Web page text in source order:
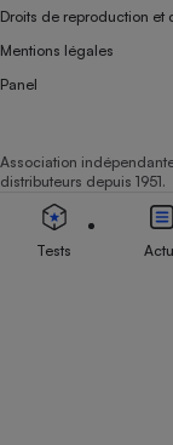
Droits de reproduction et
Mentions légales
Panel
Association
distributeurs depuis 1951.
Tests